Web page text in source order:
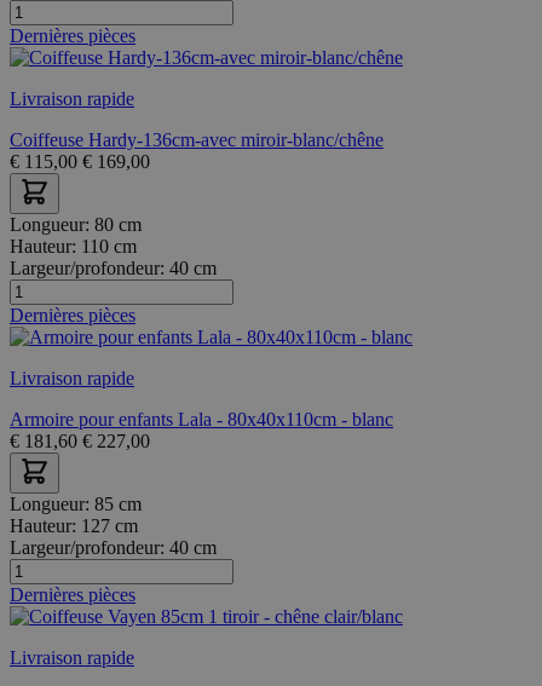
Dernières pièces
Livraison rapide
Coiffeuse Hardy-136cm-avec miroir-blanc/chêne
€ 115,00 € 169,00
Longueur: 80 cm
Hauteur: 110 cm
Largeur/profondeur: 40 cm
Dernières pièces
Livraison rapide
Armoire pour enfants Lala - 80x40x110cm - blanc
€ 181,60 € 227,00
Longueur: 85 cm
Hauteur: 127 cm
Largeur/profondeur: 40 cm
Dernières pièces
Livraison rapide